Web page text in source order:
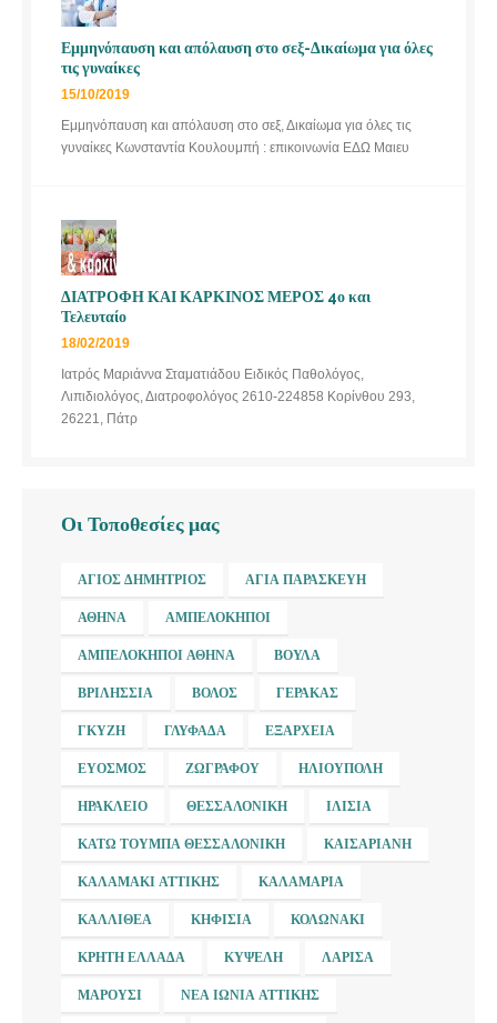
Εμμηνόπαυση και απόλαυση στο σεξ-Δικαίωμα για όλες
τις γυναίκες
15/10/2019
Εμμηνόπαυση και απόλαυση στο σεξ, Δικαίωμα για όλες τις
γυναίκες Κωνσταντία Κουλουμπή : επικοινωνία ΕΔΩ Μαιευ
ΔΙΑΤΡΟΦΗ ΚΑΙ ΚΑΡΚΙΝΟΣ ΜΕΡΟΣ 4ο και
Τελευταίο
18/02/2019
Ιατρός Μαριάννα Σταματιάδου Ειδικός Παθολόγος,
Λιπιδιολόγος, Διατροφολόγος 2610-224858 Κορίνθου 293,
26221, Πάτρ
Οι Τοποθεσίες μας
ΆΓΙΟΣ ΔΗΜΉΤΡΙΟΣ ΑΓΊΑ ΠΑΡΑΣΚΕΥΉ
ΑΘΉΝΑ ΑΜΠΕΛΌΚΗΠΟΙ
ΑΜΠΕΛΌΚΗΠΟΙ ΑΘΉΝΑ ΒΟΎΛΑ
ΒΡΙΛΉΣΣΙΑ ΒΌΛΟΣ ΓΈΡΑΚΑΣ
ΓΚΎΖΗ ΓΛΥΦΆΔΑ ΕΞΆΡΧΕΙΑ
ΕΎΟΣΜΟΣ ΖΩΓΡΆΦΟΥ ΗΛΙΟΎΠΟΛΗ
ΗΡΆΚΛΕΙΟ ΘΕΣΣΑΛΟΝΊΚΗ ΙΛΊΣΙΑ
ΚΆΤΩ ΤΟΎΜΠΑ ΘΕΣΣΑΛΟΝΊΚΗ ΚΑΙΣΑΡΙΑΝΉ
ΚΑΛΑΜΆΚΙ ΑΤΤΙΚΉΣ ΚΑΛΑΜΑΡΙΆ
ΚΑΛΛΙΘΈΑ ΚΗΦΙΣΙΆ ΚΟΛΩΝΆΚΙ
ΚΡΉΤΗ ΕΛΛΆΔΑ ΚΥΨΈΛΗ ΛΆΡΙΣΑ
ΜΑΡΟΎΣΙ ΝΈΑ ΙΩΝΊΑ ΑΤΤΙΚΉΣ